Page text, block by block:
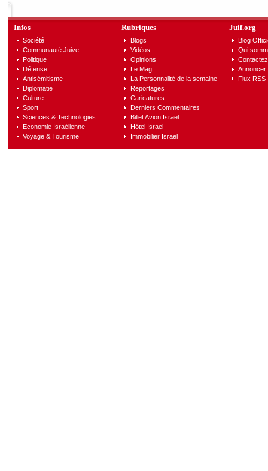
Infos
Société
Communauté Juive
Politique
Défense
Antisémitisme
Diplomatie
Culture
Sport
Sciences & Technologies
Economie Israélienne
Voyage & Tourisme
Rubriques
Blogs
Vidéos
Opinions
Le Mag
La Personnalité de la semaine
Reportages
Caricatures
Derniers Commentaires
Billet Avion Israel
Hôtel Israel
Immobilier Israel
Juif.org
Blog
Qui
Annoncer
Flux RSS